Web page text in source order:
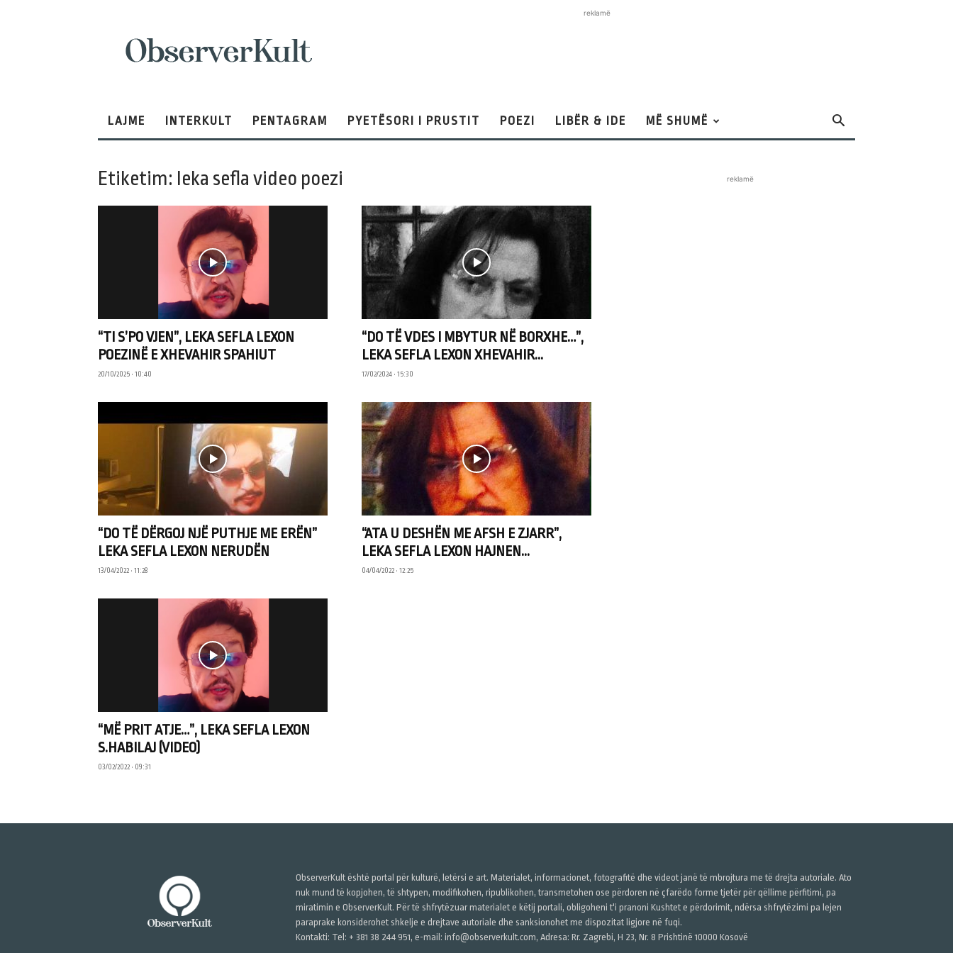
reklamë
LAJME INTERKULT PENTAGRAM PYETËSORI I PRUSTIT POEZI LIBËR & IDE MË SHUMË
Etiketim: leka sefla video poezi
“TI S’PO VJEN”, LEKA SEFLA LEXON
POEZINË E XHEVAHIR SPAHIUT
20/10/2025 • 10:40
“DO TË VDES I MBYTUR NË BORXHE…”,
LEKA SEFLA LEXON XHEVAHIR...
17/02/2024 • 15:30
“DO TË DËRGOJ NJË PUTHJE ME ERËN”
LEKA SEFLA LEXON NERUDËN
13/04/2022 • 11:28
“ATA U DESHËN ME AFSH E ZJARR”,
LEKA SEFLA LEXON HAJNEN...
04/04/2022 • 12:25
“MË PRIT ATJE…”, LEKA SEFLA LEXON
S.HABILAJ (VIDEO)
03/02/2022 • 09:31
reklamë
ObserverKult është portal për kulturë, letërsi e art. Materialet, informacionet, fotografitë dhe videot janë të mbrojtura me të drejta autoriale. Ato
nuk mund të kopjohen, të shtypen, modifikohen, ripublikohen, transmetohen ose përdoren në çfarëdo forme tjetër për qëllime përfitimi, pa
miratimin e ObserverKult. Për të shfrytëzuar materialet e këtij portali, obligoheni t'i pranoni Kushtet e përdorimit, ndërsa shfrytëzimi pa lejen
paraprake konsiderohet shkelje e drejtave autoriale dhe sanksionohet me dispozitat ligjore në fuqi.
Kontakti: Tel: + 381 38 244 951, e-mail: info@observerkult.com, Adresa: Rr. Zagrebi, H 23, Nr. 8 Prishtinë 10000 Kosovë